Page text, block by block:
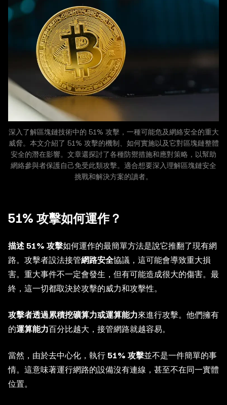
深入了解區塊鏈技術中的 51% 攻擊，一種可能危及網絡安全的重大
威脅。本文介紹了 51% 攻擊的機制、如何實施以及它對區塊鏈整體
安全的潛在影響。文章還探討了各種防禦措施和應對策略，以幫助
網絡參與者保護自己免受此類攻擊。適合想要深入理解區塊鏈安全
挑戰和解決方案的讀者。
51% 攻擊如何運作？
描述 51% 攻擊如何運作的最簡單方法是說它推翻了現有網
路。攻擊者設法接管網路安全協議，這可能會導致重大損
害。重大事件不一定會發生，但有可能造成很大的傷害。最
終，這一切都取決於攻擊的威力和攻擊性。
攻擊者透過累積挖礦算力或運算能力來進行攻擊。他們擁有
的運算能力百分比越大，接管網路就越容易。
當然，由於去中心化，執行 51% 攻擊並不是一件簡單的事
情。這意味著運行網路的設備沒有連線，甚至不在同一實體
位置。